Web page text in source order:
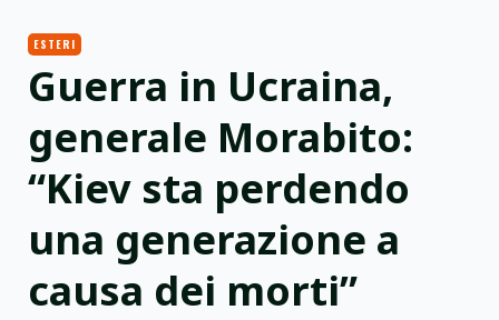
ESTERI
Guerra in Ucraina,
generale Morabito:
“Kiev sta perdendo
una generazione a
causa dei morti”